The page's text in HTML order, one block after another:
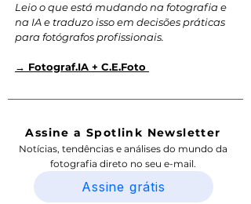
Leio o que está mudando na fotografia e
na IA e traduzo isso em decisões práticas
para fotógrafos profissionais.
→ Fotograf.IA + C.E.Foto
Assine a Spotlink Newsletter
Notícias, tendências e análises do mundo da
fotografia direto no seu e-mail.
Assine grátis